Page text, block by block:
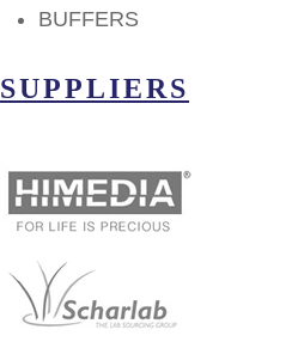
BUFFERS
SUPPLIERS